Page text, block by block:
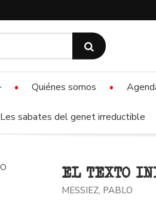
Quiénes somos
Les sabates del genet irreductible
EL TEXTO
MESSIEZ, PABLO